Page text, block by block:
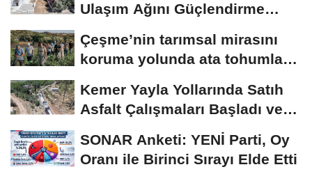
Ulaşım Ağını Güçlendirme
Çeşme’nin tarımsal mirasını
koruma yolunda ata tohumları
Kemer Yayla Yollarında Satıh
Asfalt Çalışmaları Başladı ve
SONAR Anketi: YENİ Parti, Oy
Oranı ile Birinci Sırayı Elde Etti